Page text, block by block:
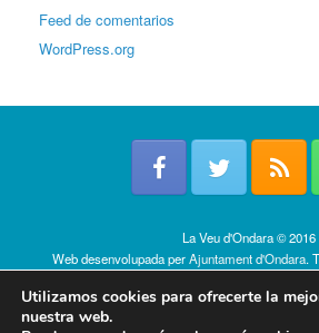
Feed de comentarios
WordPress.org
La Veu d'Ondara © 2016
Web desenvolupada perAjuntament d'Ondara.
Utilizamos cookies para ofrecerte la
nuestra web.